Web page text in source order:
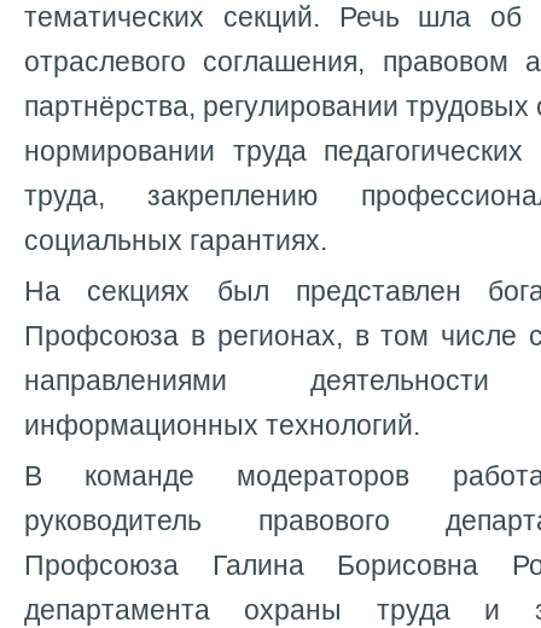
тематических секций. Речь шла об
отраслевого соглашения, правовом
партнёрства, регулировании
нормировании труда
труда, закреплению
социальных гарантиях.
На секциях был представлен
Профсоюза в регионах, в том числе
направлениями
информационных технологий.
В команде модераторов
руководитель правового
Профсоюза Галина Борисовна
департамента охраны труда и